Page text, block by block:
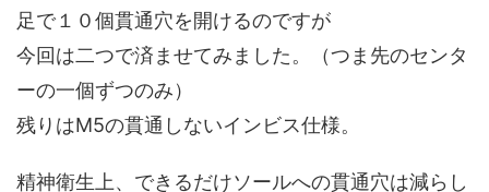
足で１０個貫通穴を開けるのですが
今回は二つで済ませてみました。（つま先のセンタ
ーの一個ずつのみ）
残りはM5の貫通しないインビス仕様。
精神衛生上、できるだけソールへの貫通穴は減らし